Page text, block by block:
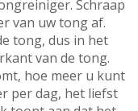
Schraap
van uw tong af.
tong, dus in het
van de tong.
hoe meer u kunt
per dag, het liefst